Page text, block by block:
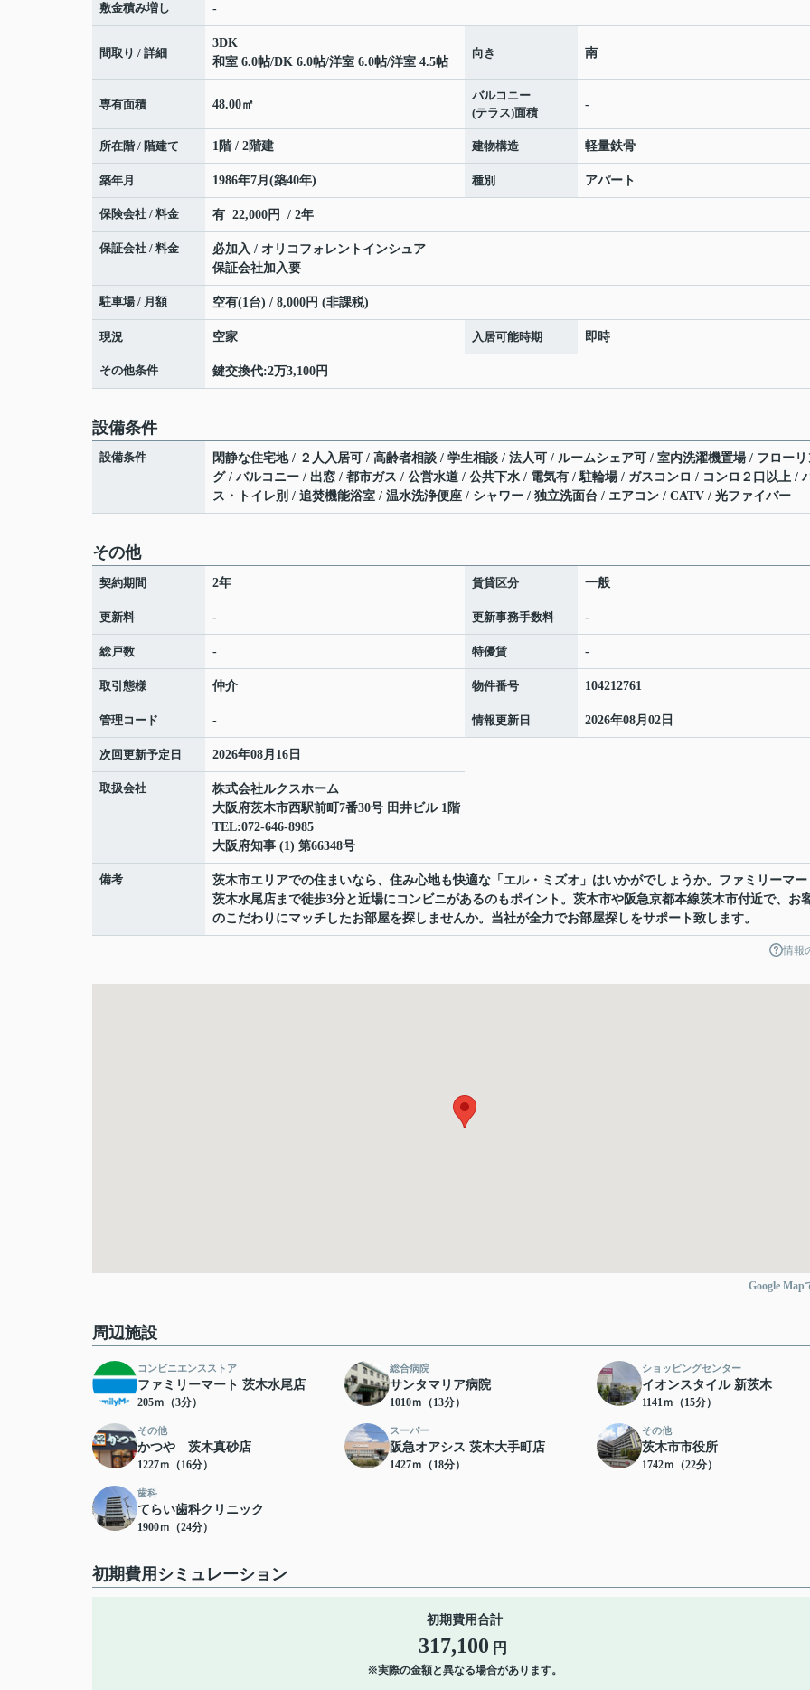
敷金積み増し -
間取り / 詳細
3DK
和室 6.0帖/DK 6.0帖/洋室 6.0帖/洋室 4.5帖
向き 南
専有面積 48.00㎡
バルコニー
(テラス)面積
-
所在階 / 階建て 1階 / 2階建 建物構造 軽量鉄骨
築年月 1986年7月(築40年) 種別 アパート
保険会社 / 料金 有 22,000円 / 2年
保証会社 / 料金
必加入 / オリコフォレントインシュア
保証会社加入要
駐車場 / 月額 空有(1台) / 8,000円 (非課税)
現況 空家 入居可能時期 即時
その他条件 鍵交換代:2万3,100円
設備条件
設備条件
閑静な住宅地 / ２人入居可 / 高齢者相談 / 学生相談 / 法人可 / ルームシェア可 / 室内洗濯機置場 / フローリ
グ / バルコニー / 出窓 / 都市ガス / 公営水道 / 公共下水 / 電気有 / 駐輪場 / ガスコンロ / コンロ２口以上 /
ス・トイレ別 / 追焚機能浴室 / 温水洗浄便座 / シャワー / 独立洗面台 / エアコン / CATV / 光ファイバー
その他
契約期間 2年 賃貸区分 一般
更新料 - 更新事務手数料 -
総戸数 - 特優賃 -
取引態様 仲介 物件番号 104212761
管理コード - 情報更新日 2026年08月02日
次回更新予定日 2026年08月16日
取扱会社
株式会社ルクスホーム
大阪府茨木市西駅前町7番30号 田井ビル 1階
TEL:072-646-8985
大阪府知事 (1) 第66348号
備考
茨木市エリアでの住まいなら、住み心地も快適な「エル・ミズオ」はいかがでしょうか。ファミリーマー
茨木水尾店まで徒歩3分と近場にコンビニがあるのもポイント。茨木市や阪急京都本線茨木市付近で、お
のこだわりにマッチしたお部屋を探しませんか。当社が全力でお部屋探しをサポート致します。
情報
Google Map
周辺施設
コンビニエンスストア
ファミリーマート 茨木水尾店
205ｍ（3分）
総合病院
サンタマリア病院
1010ｍ（13分）
ショッピングセンター
イオンスタイル 新茨木
1141ｍ（15分）
その他
かつや 茨木真砂店
1227ｍ（16分）
スーパー
阪急オアシス 茨木大手町店
1427ｍ（18分）
その他
茨木市市役所
1742ｍ（22分）
歯科
てらい歯科クリニック
1900ｍ（24分）
初期費用シミュレーション
初期費用合計
317,100 円
※実際の金額と異なる場合があります。